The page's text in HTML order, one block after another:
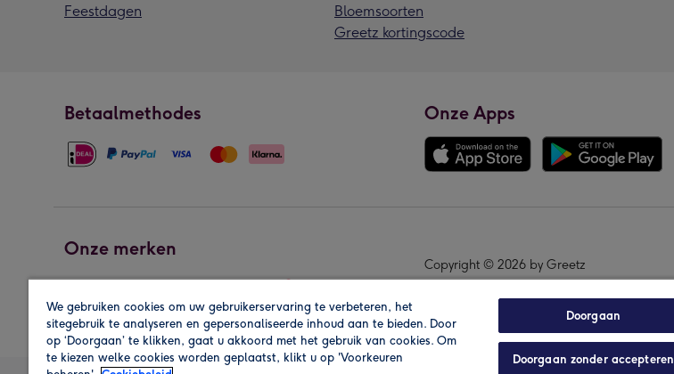
Feestdagen
Bloemsoorten
Greetz kortingscode
Betaalmethodes Onze Apps
Onze merken
Copyright © 2026 by Greetz
We gebruiken cookies om uw gebruikerservaring te verbeteren, het
sitegebruik te analyseren en gepersonaliseerde inhoud aan te bieden. Door
op ‘Doorgaan’ te klikken, gaat u akkoord met het gebruik van cookies. Om
te kiezen welke cookies worden geplaatst, klikt u op 'Voorkeuren
Doorgaan
Doorgaan zonder accepteren